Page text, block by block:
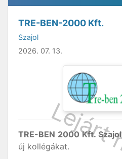
TRE-BEN-2000 Kft.
Szajol
2026. 07. 13.
TRE-BEN 2000 Kft. Szajol
új kollégákat.